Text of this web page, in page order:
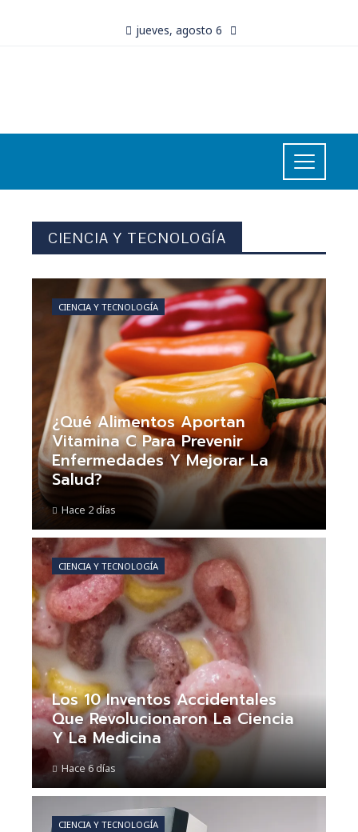
jueves, agosto 6
CIENCIA Y TECNOLOGÍA
CIENCIA Y TECNOLOGÍA
¿Qué Alimentos Aportan
Vitamina C Para Prevenir
Enfermedades Y Mejorar La
Salud?
Hace 2 días
CIENCIA Y TECNOLOGÍA
Los 10 Inventos Accidentales
Que Revolucionaron La Ciencia
Y La Medicina
Hace 6 días
CIENCIA Y TECNOLOGÍA